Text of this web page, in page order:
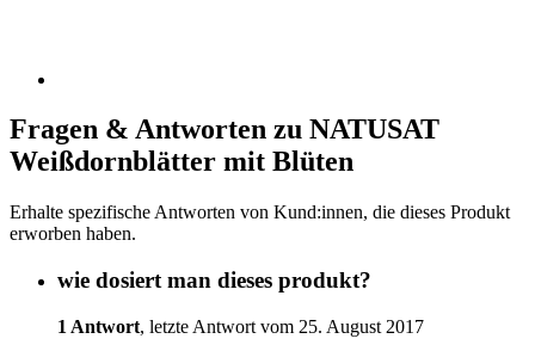
Fragen & Antworten zu NATUSAT
Weißdornblätter mit Blüten
Erhalte spezifische Antworten von Kund:innen, die dieses Produkt
erworben haben.
wie dosiert man dieses produkt?
1 Antwort, letzte Antwort vom 25. August 2017